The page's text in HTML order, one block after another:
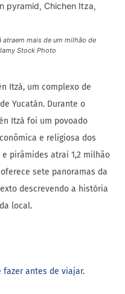
mais de um milhão de
Stock Photo
Itzá, um complexo de
Yucatán. Durante o
Itzá foi um povoado
e religiosa dos
pirâmides atrai 1,2 milhão
sete panoramas da
descrevendo a história
local.
fazer antes de viajar.